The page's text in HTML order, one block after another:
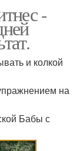
-
и колкой
на
Бабы с